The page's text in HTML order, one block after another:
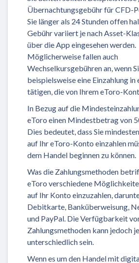
Übernachtungsgebühr für CFD-
Sie länger als 24 Stunden offen
Gebühr variiert je nach Asset-
über die App eingesehen werden.
Möglicherweise fallen auch
Wechselkursgebühren an, wenn
beispielsweise eine Einzahlung in
tätigen, die von Ihrem eToro-
In Bezug auf die
eToro einen Mindestbetrag von
Dies bedeutet, dass Sie
auf Ihr eToro-Konto einzahlen
dem Handel beginnen zu können.
Was die Zahlungsmethoden
eToro verschiedene
auf Ihr Konto einzuzahlen,
Debitkarte, Banküberweisung,
und PayPal. Die Verfügbarkeit
Zahlungsmethoden kann jedoch
unterschiedlich sein.
Wenn es um den Handel mit